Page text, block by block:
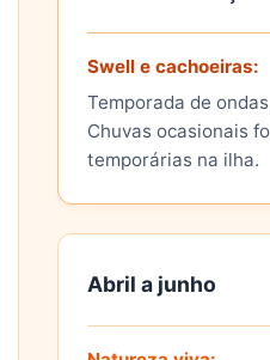
Swell e cachoeiras:
Temporada de
Chuvas ocasionais
temporárias na ilha.
Abril a junho